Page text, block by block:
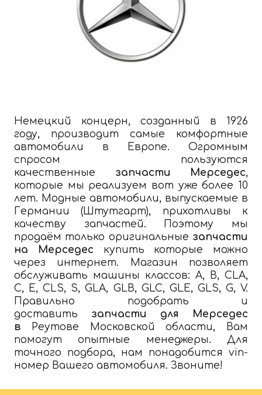
Немецкий концерн, созданный в 1926
году, производит самые комфортные
автомобили в Европе. Огромным
спросом пользуются
качественные запчасти Мерседес,
которые мы реализуем вот уже более 10
лет. Модные автомобили, выпускаемые в
Германии (Штутгарт), прихотливы к
качеству запчастей. Поэтому мы
продаём только оригинальные запчасти
на Мерседес купить которые можно
через интернет. Магазин позволяет
обслуживать машины классов: A, B, CLA,
C, E, CLS, S, GLA, GLB, GLC, GLE, GLS, G, V.
Правильно подобрать и
доставить запчасти для
Мерседес
в
Реутове Московской области, Вам
помогут опытные менеджеры. Для
точного подбора, нам понадобится vin-
номер Вашего автомобиля. Звоните!